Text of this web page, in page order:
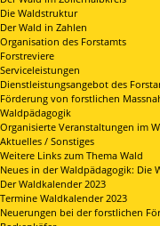
Die Waldstruktur
Der Wald in Zahlen
Organisation des Forstamts
Forstreviere
Serviceleistungen
Dienstleistungsangebot des
Förderung von forstlichen
Waldpädagogik
Organisierte Veranstaltungen im
Aktuelles / Sonstiges
Weitere Links zum Thema Wald
Neues in der Waldpädagogik: Die
Der Waldkalender 2023
Termine Waldkalender 2023
Neuerungen bei der forstlichen